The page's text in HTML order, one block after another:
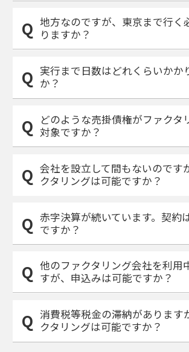
地方なのですが、東京まで行く
りますか？
実行まで日数はどれくらいかか
か？
どのような売掛債権がファクタ
対象ですか？
会社を設立して間もないのです
クタリングは可能ですか？
赤字決算が続いています。契約
ですか？
他のファクタリング会社を利用
すが、申込みは可能ですか？
消費税等税金の滞納があります
クタリングは可能ですか？